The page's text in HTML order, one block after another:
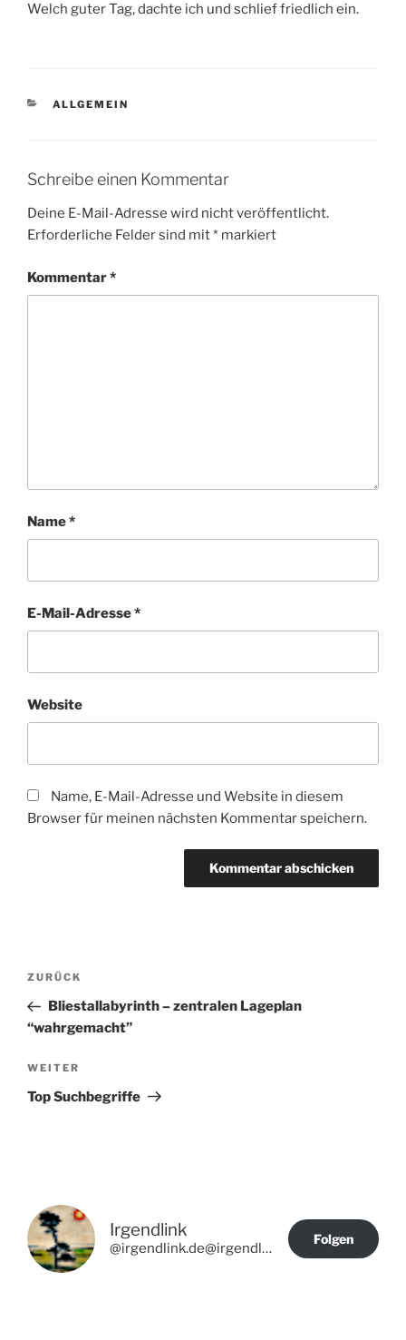
Welch guter Tag, dachte ich und schlief friedlich ein.
KATEGORIEN
ALLGEMEIN
Schreibe einen Kommentar
Deine E-Mail-Adresse wird nicht veröffentlicht.
Erforderliche Felder sind mit* markiert
Kommentar*
Name*
E-Mail-Adresse*
Website
Name, E-Mail-Adresse und Website in diesem
Browser für meinen nächsten Kommentar speichern.
Beitragsnavigation
Vorheriger
Beitrag
ZURÜCK
Bliestallabyrinth – zentralen Lageplan
“wahrgemacht”
Nächster
Beitrag
WEITER
Top Suchbegriffe
Irgendlink
@irgendlink.de@irgendlink.de
Folgen